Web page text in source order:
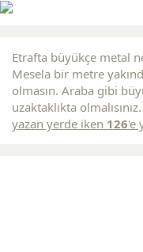
Etrafta büyükçe metal
Mesela bir metre
olmasın. Araba gibi
uzaktaklıkta olmalısınız.
yazan yerde iken 126'e